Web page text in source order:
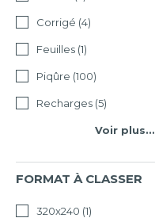
Corrigé (4)
Feuilles (1)
Piqûre (100)
Recharges (5)
Voir plus...
FORMAT À CLASSER
320x240 (1)